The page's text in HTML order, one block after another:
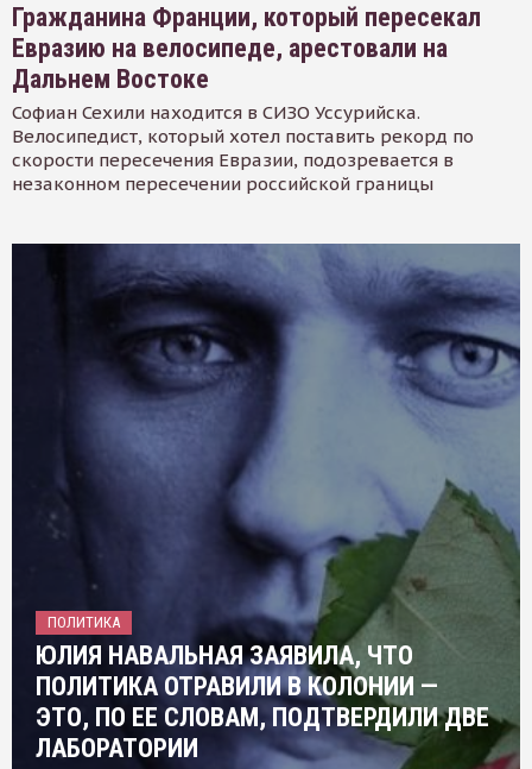
Гражданина Франции, который пересекал
Евразию на велосипеде, арестовали на
Дальнем Востоке
Софиан Сехили находится в СИЗО Уссурийска.
Велосипедист, который хотел поставить рекорд по
скорости пересечения Евразии, подозревается в
незаконном пересечении российской границы
ПОЛИТИКА
ЮЛИЯ НАВАЛЬНАЯ ЗАЯВИЛА, ЧТО
ПОЛИТИКА ОТРАВИЛИ В КОЛОНИИ —
ЭТО, ПО ЕЕ СЛОВАМ, ПОДТВЕРДИЛИ ДВЕ
ЛАБОРАТОРИИ